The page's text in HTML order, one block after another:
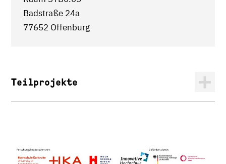
Badstraße 24a
77652 Offenburg
Teilprojekte